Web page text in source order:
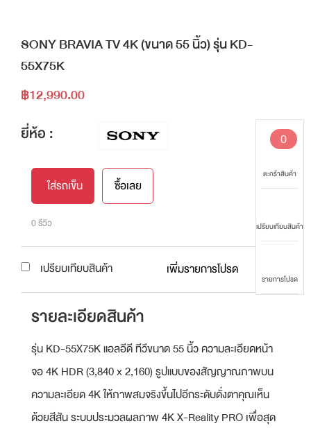
0
ตะกร้าสินค้า
เปรียบเทียบสินค้า
รายการโปรด
SONY BRAVIA TV 4K (ขนาด 55 นิ้ว) รุ่น KD-
55X75K
฿12,990.00
ยี่ห้อ :
ใส่รถเข็น ซื้อเลย
0 รีวิว
เปรียบเทียบสินค้า เพิ่มรายการโปรด
รายละเอียดสินค้า
รุ่น KD-55X75K แอลอีดี ทีวีขนาด 55 นิ้ว ความละเอียดหน้า
จอ 4K HDR (3,840 x 2,160) รูปแบบของสัญญาณภาพบน
ความละเอียด 4K ให้ภาพสมจริงขึ้นไปอีกระดับดั่งตาคุณเห็น
ด้วยสีสัน ระบบประมวลผลภาพ 4K X-Reality PRO เพื่อสุด